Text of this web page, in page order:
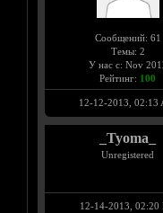
Сообщений: 61
Темы: 2
У нас с: Nov
Рейтинг: 100
12-12-2013, 02:13
_Tyoma_
Unregistered
12-14-2013, 02:20